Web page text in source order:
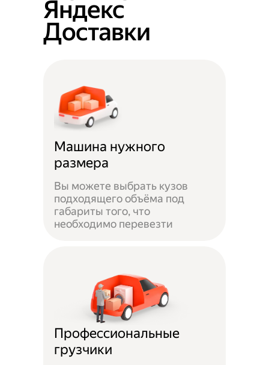
Яндекс
Доставки
Машина нужного
размера
Вы можете выбрать кузов
подходящего объёма под
габариты того, что
необходимо перевезти
Профессиональные
грузчики